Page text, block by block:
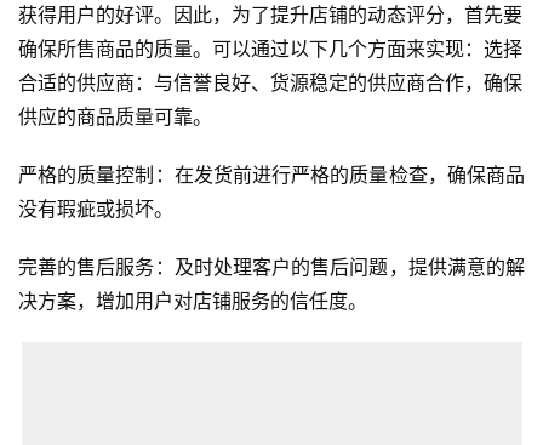
获得用户的好评。因此，为了提升店铺的动态评分，首先要
确保所售商品的质量。可以通过以下几个方面来实现：选择
合适的供应商：与信誉良好、货源稳定的供应商合作，确保
供应的商品质量可靠。
严格的质量控制：在发货前进行严格的质量检查，确保商品
没有瑕疵或损坏。
完善的售后服务：及时处理客户的售后问题，提供满意的解
决方案，增加用户对店铺服务的信任度。